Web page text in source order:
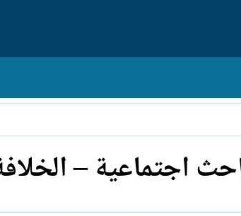
اجتماعية –